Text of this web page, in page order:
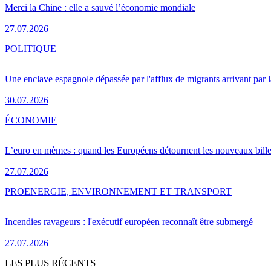
Merci la Chine : elle a sauvé l’économie mondiale
27.07.2026
Une enclave espagnole dépassée par l'afflux de migrants arrivant par
30.07.2026
POLITIQUE
L’euro en mèmes : quand les Européens détournent les nouveaux
27.07.2026
ÉCONOMIE
Incendies ravageurs : l'exécutif européen reconnaît être submergé
27.07.2026
PROENERGIE, ENVIRONNEMENT ET TRANSPORT
LES PLUS RÉCENTS